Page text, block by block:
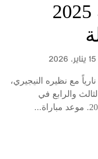
الأمم الإفريقية 2025
مع نظيره النيجيري،
والرابع في